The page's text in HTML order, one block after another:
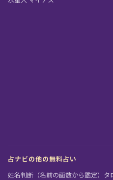
占ナビの他の無料占い
姓名判断（名前の画数から鑑定） タ